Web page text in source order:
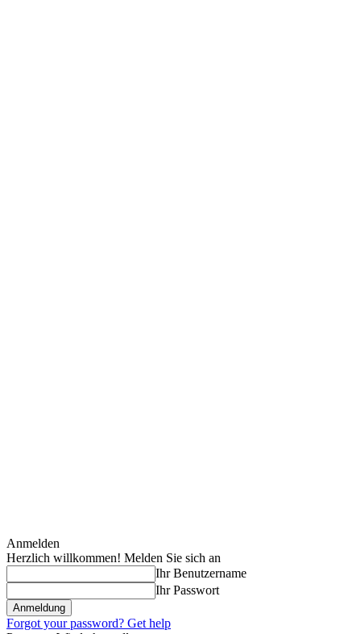
Anmelden
Herzlich willkommen! Melden Sie sich an
Ihr Benutzername
Ihr Passwort
Forgot your password? Get help